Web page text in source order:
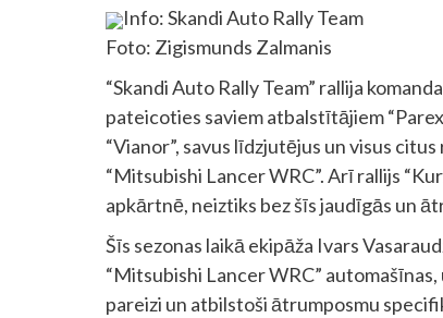
Info: Skandi Auto Rally Team
Foto: Zigismunds Zalmanis
“Skandi Auto Rally Team” rallija
pateicoties saviem atbalstītājiem “Parex
“Vianor”, savus līdzjutējus un visus
“Mitsubishi Lancer WRC”. Arī rallijs
apkārtnē, neiztiks bez šīs jaudīgās un
Šīs sezonas laikā ekipāža Ivars
“Mitsubishi Lancer WRC”
pareizi un atbilstoši ātrumposmu